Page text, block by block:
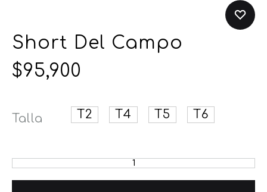
Short Del Campo
$95,900
Talla T2 T4 T5 T6